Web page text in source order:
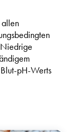
allen
pH-Werts